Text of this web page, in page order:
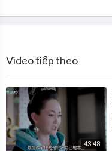
Video tiếp theo
43:48